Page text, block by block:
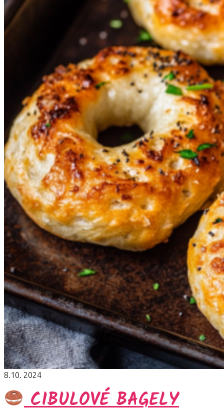
8.10. 2024
CIBULOVÉ BAGELY